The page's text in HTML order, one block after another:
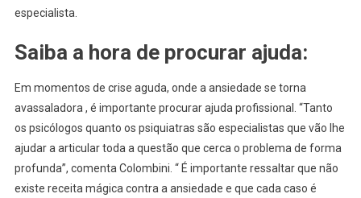
especialista.
Saiba a hora de procurar ajuda:
Em momentos de crise aguda, onde a ansiedade se torna
avassaladora , é importante procurar ajuda profissional. “Tanto
os psicólogos quanto os psiquiatras são especialistas que vão lhe
ajudar a articular toda a questão que cerca o problema de forma
profunda”, comenta Colombini. “ É importante ressaltar que não
existe receita mágica contra a ansiedade e que cada caso é